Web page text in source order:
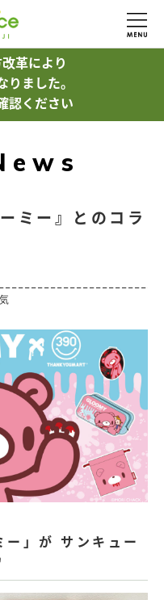
革により
ました。
認ください
ミー』とのコラ
ー」が サンキュー